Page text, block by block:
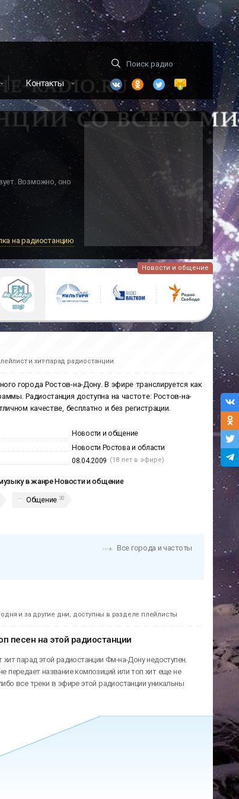
Контакты
Возможно, оно
на радиостанцию
Новости и общение
и хит-парад радиостанции
города Ростов-на-Дону. В эфире транслируется как
Радиостанция доступна на частоте: Ростов-на-
качестве, бесплатно и без регистрации.
Новости и общение
Новости Ростова и области
08.04.2009 (18 лет в эфире)
в жанре Новости и общение
Общение 30
Все города и частоты
и за другие дни, доступны в разделе плейлисты
песен на этой радиостанции
парад этой радиостанции Фм-на-Дону недоступен.
передает название композиций или топ хит еще не
все треки в эфире этой радиостанции уникальны